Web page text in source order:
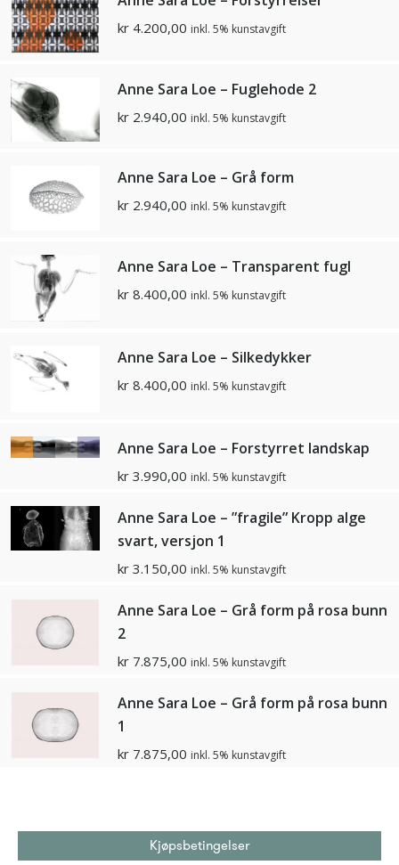
kr 4.200,00 inkl. 5% kunstavgift
Anne Sara Loe – Fuglehode 2
kr 2.940,00 inkl. 5% kunstavgift
Anne Sara Loe – Grå form
kr 2.940,00 inkl. 5% kunstavgift
Anne Sara Loe – Transparent fugl
kr 8.400,00 inkl. 5% kunstavgift
Anne Sara Loe – Silkedykker
kr 8.400,00 inkl. 5% kunstavgift
Anne Sara Loe – Forstyrret landskap
kr 3.990,00 inkl. 5% kunstavgift
Anne Sara Loe – ”fragile” Kropp alge
svart, versjon 1
kr 3.150,00 inkl. 5% kunstavgift
Anne Sara Loe – Grå form på rosa bunn
2
kr 7.875,00 inkl. 5% kunstavgift
Anne Sara Loe – Grå form på rosa bunn
1
kr 7.875,00 inkl. 5% kunstavgift
Kjøpsbetingelser